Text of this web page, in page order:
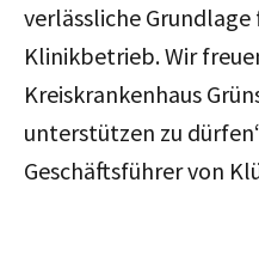
verlässliche
Klinikbetrieb. Wir
Kreiskrankenhaus
unterstützen zu
Geschäftsführer von